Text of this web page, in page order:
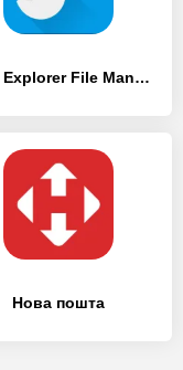
Solid Explorer File Manager
Нова пошта